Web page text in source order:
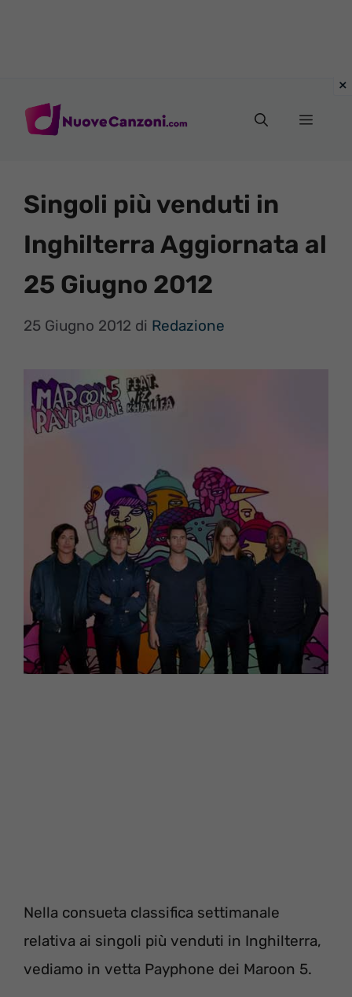
Menu
Singoli più venduti in
Inghilterra Aggiornata al
25 Giugno 2012
25 Giugno 2012 di Redazione
Nella consueta classifica settimanale
relativa ai singoli più venduti in Inghilterra,
vediamo in vetta Payphone dei Maroon 5.